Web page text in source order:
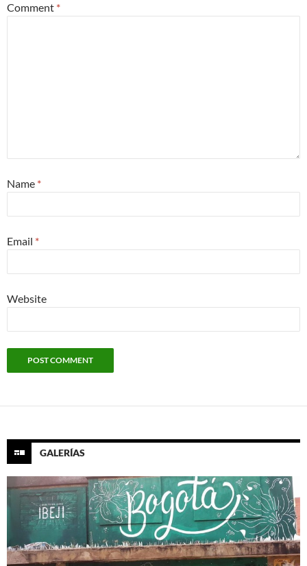
Comment *
Name *
Email *
Website
GALERÍAS